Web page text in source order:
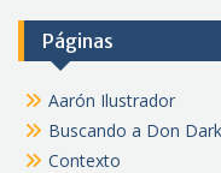
Páginas
Aarón Ilustrador
Buscando a Don
Contexto